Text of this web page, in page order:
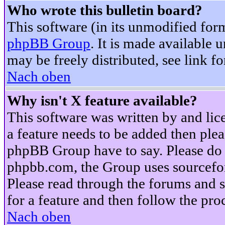
Who wrote this bulletin board?
This software (in its unmodified
phpBB Group. It is made available
may be freely distributed, see link
Nach oben
Why isn't X feature available?
This software was written by and
a feature needs to be added then
phpBB Group have to say. Please
phpbb.com, the Group uses
Please read through the forums
for a feature and then follow the
Nach oben